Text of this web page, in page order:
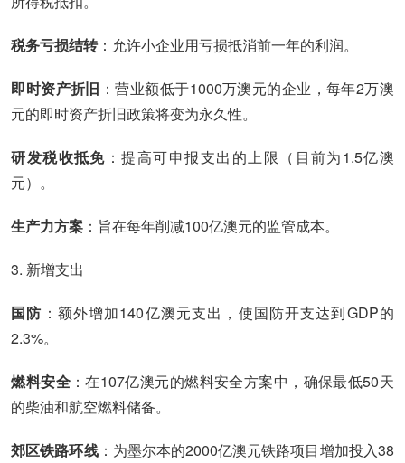
税务亏损结转：允许小企业用亏损抵消前一年的利润。
即时资产折旧 ：营业额低于1000万澳元的企业，每年2万澳
元的即时资产折旧政策将变为永久性。
研发税收抵免 ：提高可申报支出的上限（目前为1.5亿澳
元）。
生产力方案 ：旨在每年削减100亿澳元的监管成本。
3. 新增支出
国防 ：额外增加140亿澳元支出，使国防开支达到GDP的
2.3%。
燃料安全：在107亿澳元的燃料安全方案中，确保最低50天
的柴油和航空燃料储备。
郊区铁路环线：为墨尔本的2000亿澳元铁路项目增加投入38